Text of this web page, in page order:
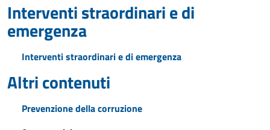
Interventi straordinari e di
emergenza
Interventi straordinari e di emergenza
Altri contenuti
Prevenzione della corruzione